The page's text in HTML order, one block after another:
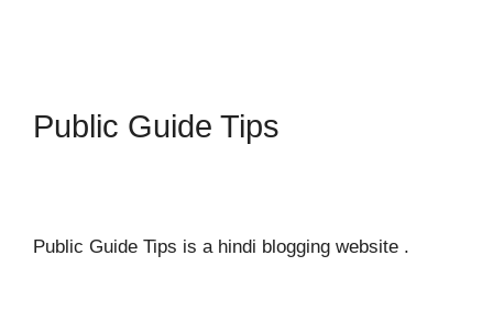
Public Guide Tips
Public Guide Tips is a hindi blogging website .